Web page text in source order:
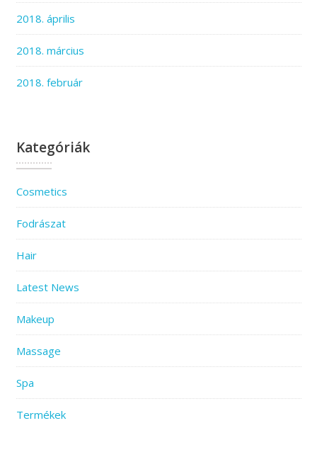
2018. április
2018. március
2018. február
Kategóriák
Cosmetics
Fodrászat
Hair
Latest News
Makeup
Massage
Spa
Termékek